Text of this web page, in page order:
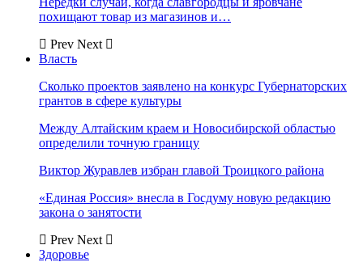
похищают товар из магазинов и…
Prev Next
Власть
Сколько проектов заявлено на конкурс Губернаторских
грантов в сфере культуры
Между Алтайским краем и Новосибирской областью
определили точную границу
Виктор Журавлев избран главой Троицкого района
«Единая Россия» внесла в Госдуму новую редакцию
закона о занятости
Prev Next
Здоровье